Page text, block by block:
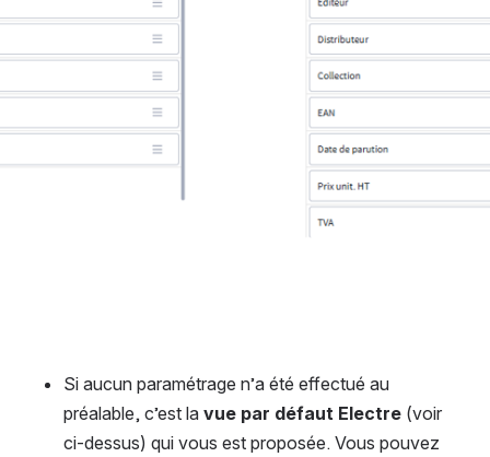
Si aucun paramétrage n’a été effectué au
préalable, c’est la vue par défaut Electre (voir
ci-dessus) qui vous est proposée. Vous pouvez